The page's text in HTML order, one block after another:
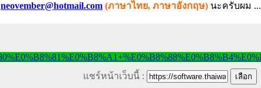
neovember@hotmail.com (ภาษาไทย, ภาษาอังกฤษ) นะครับผม ...
แชร์หน้าเว็บนี้ :